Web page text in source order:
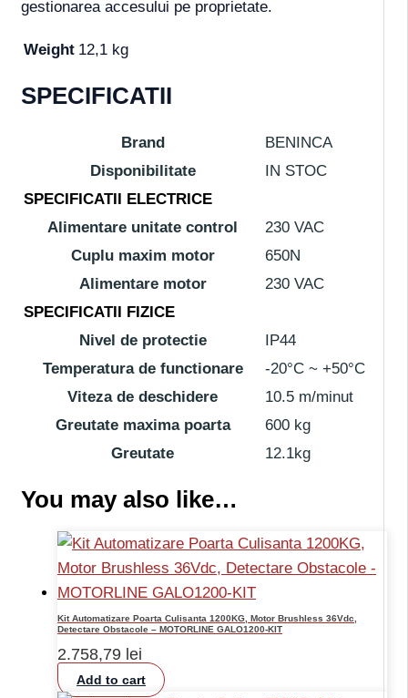
gestionarea accesului pe proprietate.
Weight 12,1 kg
SPECIFICATII
Brand
BENINCA
Disponibilitate
IN STOC
SPECIFICATII ELECTRICE
Alimentare unitate control
230 VAC
Cuplu maxim motor
650N
Alimentare motor
230 VAC
SPECIFICATII FIZICE
Nivel de protectie
IP44
Temperatura de functionare
-20°C ~ +50°C
Viteza de deschidere
10.5 m/minut
Greutate maxima poarta
600 kg
Greutate
12.1kg
You may also like…
Kit Automatizare Poarta Culisanta 1200KG, Motor Brushless 36Vdc,
Detectare Obstacole – MOTORLINE GALO1200-KIT
2.758,79 lei
Add to cart